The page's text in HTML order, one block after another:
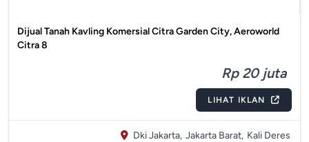
Dijual Tanah Kavling Komersial Citra Garden City, Aeroworld
Citra 8
Rp 20 juta
LIHAT IKLAN
Dki Jakarta, Jakarta Barat, Kali Deres